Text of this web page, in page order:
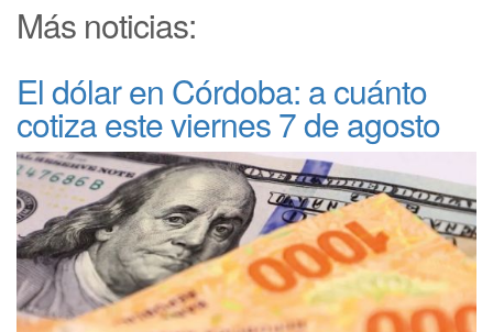
Más noticias:
El dólar en Córdoba: a cuánto
cotiza este viernes 7 de agosto